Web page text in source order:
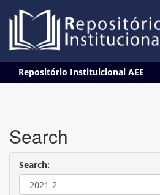
navigation
Repositório Instituicional AEE
Search
Search: